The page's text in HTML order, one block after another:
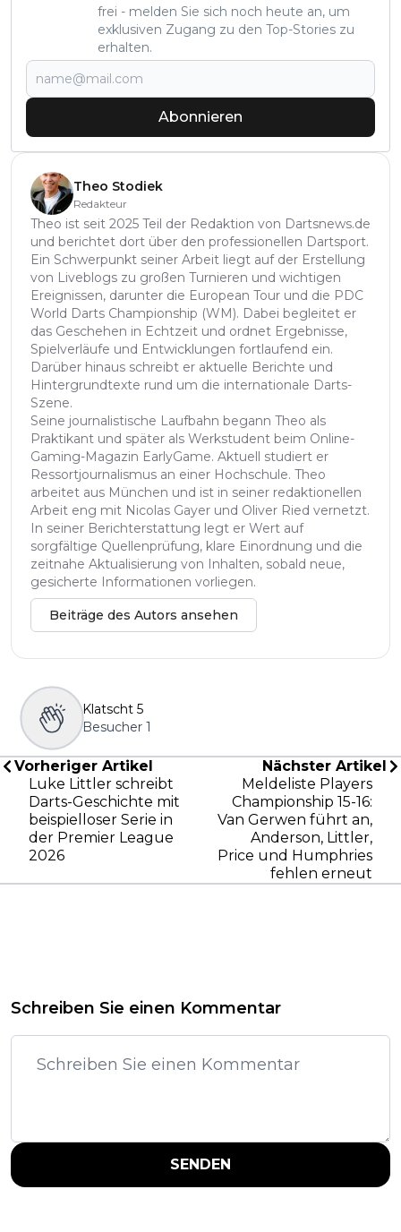
frei - melden Sie sich noch heute an, um
exklusiven Zugang zu den Top-Stories zu
erhalten.
Abonnieren
Theo Stodiek
Redakteur
Theo ist seit 2025 Teil der Redaktion von Dartsnews.de
und berichtet dort über den professionellen Dartsport.
Ein Schwerpunkt seiner Arbeit liegt auf der Erstellung
von Liveblogs zu großen Turnieren und wichtigen
Ereignissen, darunter die European Tour und die PDC
World Darts Championship (WM). Dabei begleitet er
das Geschehen in Echtzeit und ordnet Ergebnisse,
Spielverläufe und Entwicklungen fortlaufend ein.
Darüber hinaus schreibt er aktuelle Berichte und
Hintergrundtexte rund um die internationale Darts-
Szene.
Seine journalistische Laufbahn begann Theo als
Praktikant und später als Werkstudent beim Online-
Gaming-Magazin EarlyGame. Aktuell studiert er
Ressortjournalismus an einer Hochschule. Theo
arbeitet aus München und ist in seiner redaktionellen
Arbeit eng mit Nicolas Gayer und Oliver Ried vernetzt.
In seiner Berichterstattung legt er Wert auf
sorgfältige Quellenprüfung, klare Einordnung und die
zeitnahe Aktualisierung von Inhalten, sobald neue,
gesicherte Informationen vorliegen.
Beiträge des Autors ansehen
Klatscht 5
Besucher 1
Vorheriger Artikel
Luke Littler schreibt
Darts-Geschichte mit
beispielloser Serie in
der Premier League
2026
Nächster Artikel
Meldeliste Players
Championship 15-16:
Van Gerwen führt an,
Anderson, Littler,
Price und Humphries
fehlen erneut
Schreiben Sie einen Kommentar
SENDEN